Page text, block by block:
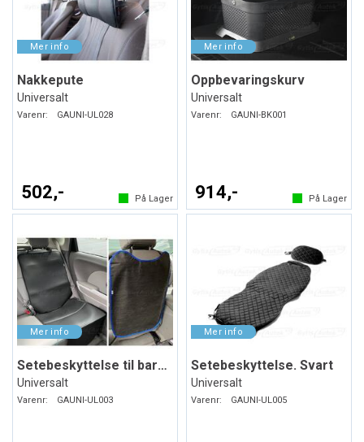
Nakkepute
Universalt
Varenr: GAUNI-UL028
502,- På Lager
Oppbevaringskurv
Universalt
Varenr: GAUNI-BK001
914,- På Lager
Setebeskyttelse til barneseter. Svart
Universalt
Varenr: GAUNI-UL003
Setebeskyttelse. Svart
Universalt
Varenr: GAUNI-UL005